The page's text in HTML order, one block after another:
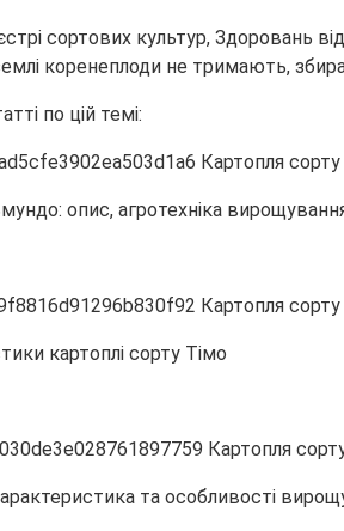
сортових культур, Здоровань
коренеплоди не тримають,
по цій темі:
опис, агротехніка
картоплі сорту Тімо
та особливості